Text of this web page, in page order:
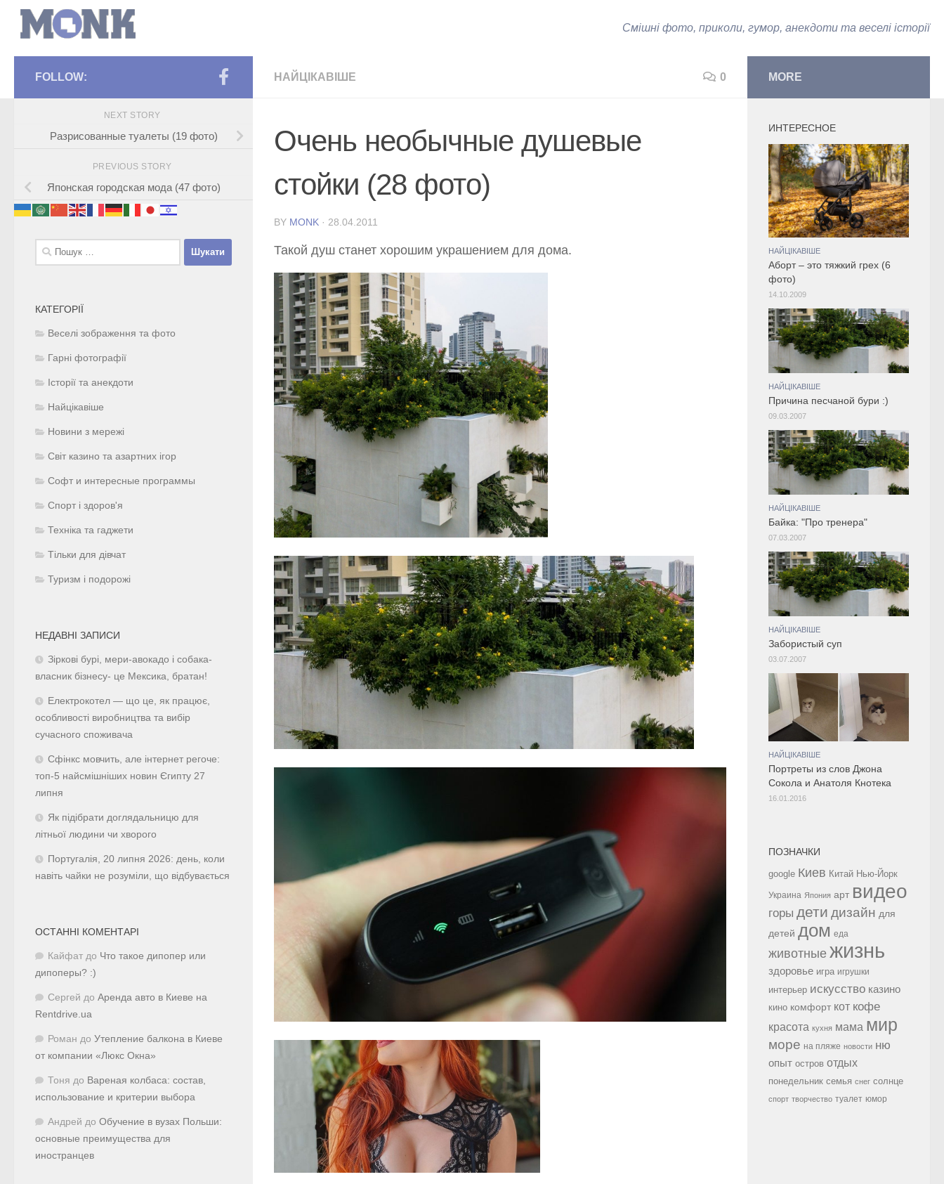
Смішні фото, приколи, гумор, анекдоти та веселі історії
НАЙЦІКАВІШЕ 0
Очень необычные душевые
стойки (28 фото)
BY MONK · 28.04.2011
Такой душ станет хорошим украшением для дома.
FOLLOW:
NEXT STORY
Разрисованные туалеты (19 фото)
PREVIOUS STORY
Японская городская мода (47 фото)
Пошук:
КАТЕГОРІЇ
Веселі зображення та фото
Гарні фотографії
Історії та анекдоти
Найцікавіше
Новини з мережі
Світ казино та азартних ігор
Софт и интересные программы
Спорт і здоров'я
Техніка та гаджети
Тільки для дівчат
Туризм і подорожі
НЕДАВНІ ЗАПИСИ
Зіркові бурі, мери-авокадо і собака-
власник бізнесу- це Мексика, братан!
Електрокотел — що це, як працює,
особливості виробництва та вибір
сучасного споживача
Сфінкс мовчить, але інтернет регоче:
топ-5 найсмішніших новин Єгипту 27
липня
Як підібрати доглядальницю для
літньої людини чи хворого
Португалія, 20 липня 2026: день, коли
навіть чайки не розуміли, що відбувається
ОСТАННІ КОМЕНТАРІ
Кайфат до Что такое дипопер или
дипоперы? :)
Сергей до Аренда авто в Киеве на
Rentdrive.ua
Роман до Утепление балкона в Киеве
от компании «Люкс Окна»
Тоня до Вареная колбаса: состав,
использование и критерии выбора
Андрей до Обучение в вузах Польши:
основные преимущества для
иностранцев
MORE
ИНТЕРЕСНОЕ
НАЙЦІКАВІШЕ
Аборт – это тяжкий грех (6
фото)
14.10.2009
НАЙЦІКАВІШЕ
Причина песчаной бури :)
09.03.2007
НАЙЦІКАВІШЕ
Байка: "Про тренера"
07.03.2007
НАЙЦІКАВІШЕ
Забористый суп
03.07.2007
НАЙЦІКАВІШЕ
Портреты из слов Джона
Сокола и Анатоля Кнотека
16.01.2016
ПОЗНАЧКИ
google Киев Китай Нью-Йорк
Украина Япония арт видео
горы дети дизайн для
детей дом еда
животные жизнь
здоровье игра игрушки
интерьер искусство казино
кино комфорт кот кофе
красота кухня мама мир
море на пляже новости ню
опыт остров отдых
понедельник семья снег солнце
спорт творчество туалет юмор